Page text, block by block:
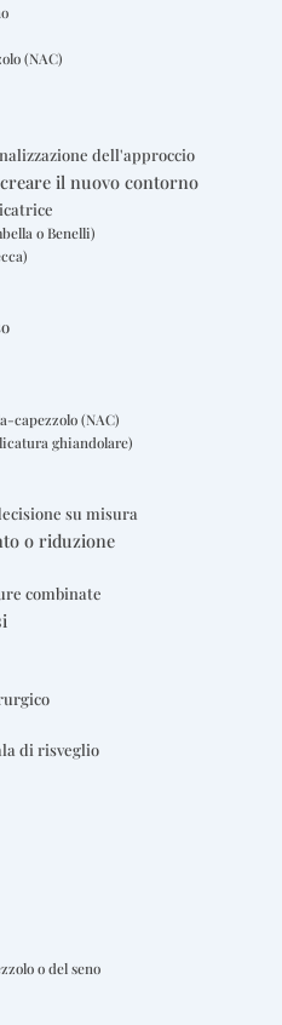
(NAC)
dell'approccio
il nuovo contorno
o Benelli)
capezzolo (NAC)
ghiandolare)
su misura
o riduzione
combinate
di risveglio
o del seno